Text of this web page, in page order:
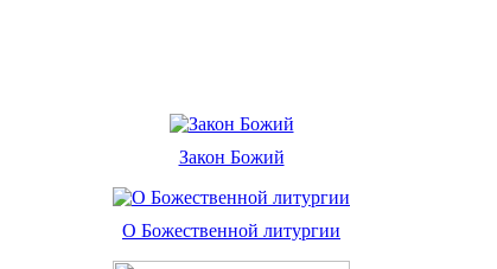
Закон Божий
О Божественной литургии